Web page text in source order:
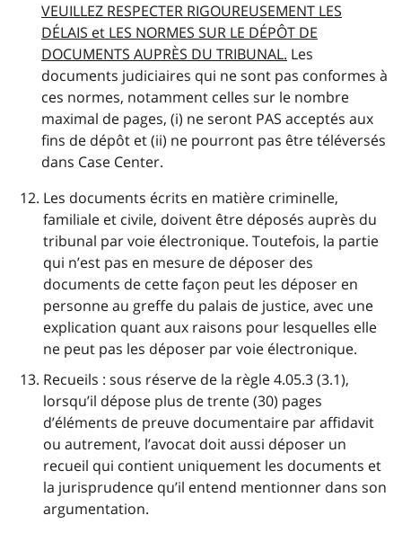
VEUILLEZ RESPECTER RIGOUREUSEMENT LES
DÉLAIS et LES NORMES SUR LE DÉPÔT DE
DOCUMENTS AUPRÈS DU TRIBUNAL. Les
documents judiciaires qui ne sont pas conformes à
ces normes, notamment celles sur le nombre
maximal de pages, (i) ne seront PAS acceptés aux
fins de dépôt et (ii) ne pourront pas être téléversés
dans Case Center.
Les documents écrits en matière criminelle,
familiale et civile, doivent être déposés auprès du
tribunal par voie électronique. Toutefois, la partie
qui n’est pas en mesure de déposer des
documents de cette façon peut les déposer en
personne au greffe du palais de justice, avec une
explication quant aux raisons pour lesquelles elle
ne peut pas les déposer par voie électronique.
Recueils : sous réserve de la règle 4.05.3 (3.1),
lorsqu’il dépose plus de trente (30) pages
d’éléments de preuve documentaire par affidavit
ou autrement, l’avocat doit aussi déposer un
recueil qui contient uniquement les documents et
la jurisprudence qu’il entend mentionner dans son
argumentation.